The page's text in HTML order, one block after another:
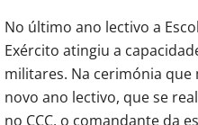
No último ano lectivo a
Exército atingiu a
militares. Na cerimónia
novo ano lectivo, que se
no CCC, o comandante da